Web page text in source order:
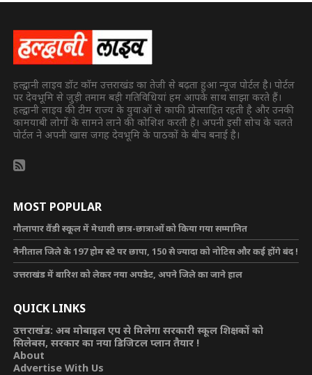
हल्द्वानी लाइव डॉट कॉम उत्तराखंड का तेजी से बढ़ता हुआ न्यूज पोर्टल है। पोर्टल
पर देवभूमि से जुड़ी तमाम बड़ी गतिविधियां हम आपके साथ साझा करते हैं।
हल्द्वानी लाइव की टीम राज्य के युवाओं से काफी प्रोत्साहित रहती है और उनकी
कामयाबी लोगों के सामने लाने की कोशिश करती है। अपनी इसी सोच के चलते
पोर्टल ने अपनी खास जगह देवभूमि के पाठकों के बीच बनाई है।
MOST POPULAR
गौलापार वैंडी स्कूल में मेधावी छात्र-छात्राओं को किया गया सम्मानित
नैनीताल जिले के 197 होम स्टे पर छापा, 150 से ज्यादा को नोटिस और कई होंगे बंद !
उत्तराखंड में बारिश को लेकर नया अपडेट, अपने जिले का जाने हाल
QUICK LINKS
उत्तराखंड: अब मोबाइल एप से मिलेगा सरकारी स्कूल शिक्षकों को
सिलेबस, सरकार का नया डिजिटल प्लान तैयार !
About
Advertise With Us